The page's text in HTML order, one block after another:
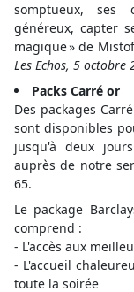
somptueux, ses
généreux, capter
magique » de
Les Echos, 5 octobre
Packs Carré or
Des packages
sont disponibles
jusqu'à deux
auprès de notre
65.
Le package
comprend :
- L'accès aux
- L'accueil
toute la soirée